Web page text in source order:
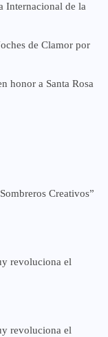
Internacional de la
de Clamor por
honor a Santa Rosa
Creativos”
revoluciona el
revoluciona el